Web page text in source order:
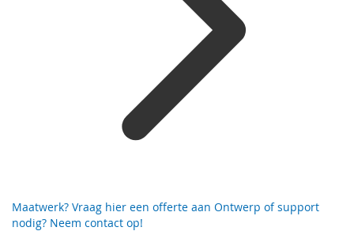
Maatwerk? Vraag hier een offerte aan Ontwerp of support
nodig? Neem contact op!